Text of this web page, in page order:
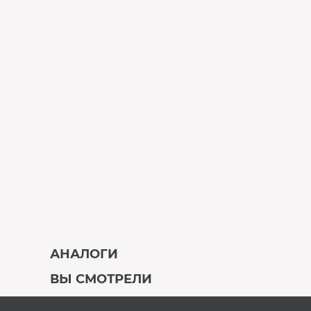
АНАЛОГИ
ВЫ СМОТРЕЛИ